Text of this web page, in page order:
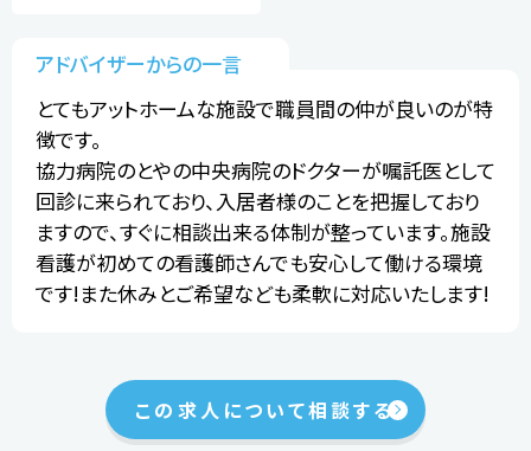
アドバイザーからの一言
とてもアットホームな施設で職員間の仲が良いのが特
徴です。
協力病院のとやの中央病院のドクターが嘱託医として
回診に来られており、入居者様のことを把握しており
ますので、すぐに相談出来る体制が整っています。施設
看護が初めての看護師さんでも安心して働ける環境
です!また休みとご希望なども柔軟に対応いたします!
この求人について相談する